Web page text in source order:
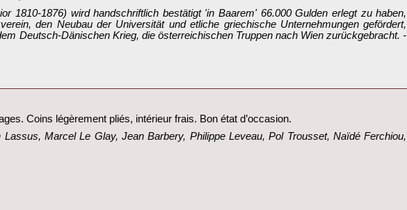
1810-1876) wird handschriftlich bestätigt 'in Baarem' 66.000 Gulden erlegt zu haben,
den Neubau der Universität und etliche griechische Unternehmungen gefördert,
Deutsch-Dänischen Krieg, die österreichischen Truppen nach Wien zurückgebracht. -
Coins légèrement pliés, intérieur frais. Bon état d’occasion.‎
Marcel Le Glay, Jean Barbery, Philippe Leveau, Pol Trousset, Naïdé Ferchiou,